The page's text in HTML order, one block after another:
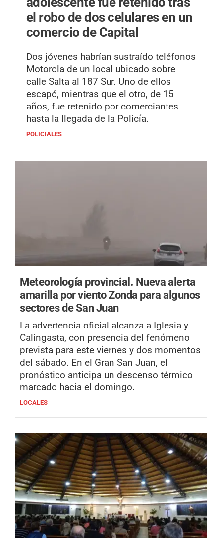
el robo de dos celulares en un
comercio de Capital
Dos jóvenes habrían sustraído teléfonos
Motorola de un local ubicado sobre
calle Salta al 187 Sur. Uno de ellos
escapó, mientras que el otro, de 15
años, fue retenido por comerciantes
hasta la llegada de la Policía.
POLICIALES
Meteorología provincial. Nueva alerta
amarilla por viento Zonda para algunos
sectores de San Juan
La advertencia oficial alcanza a Iglesia y
Calingasta, con presencia del fenómeno
prevista para este viernes y dos momentos
del sábado. En el Gran San Juan, el
pronóstico anticipa un descenso térmico
marcado hacia el domingo.
LOCALES